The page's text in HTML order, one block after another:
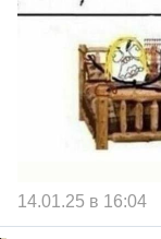
14.01.25 в 16:04